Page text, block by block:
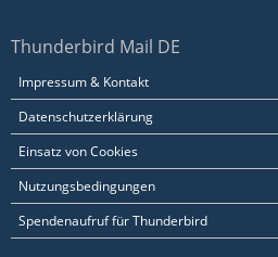
Thunderbird Mail DE
Impressum & Kontakt
Datenschutzerklärung
Einsatz von Cookies
Nutzungsbedingungen
Spendenaufruf für Thunderbird